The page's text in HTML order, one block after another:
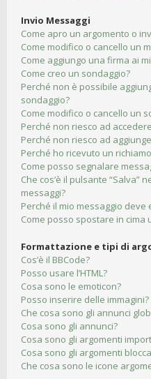
Invio Messaggi
Come apro un argomento o
Come modifico o cancello un
Come aggiungo una firma ai
Come creo un sondaggio?
Perché non è possibile
sondaggio?
Come modifico o cancello un
Perché non riesco ad
Perché non riesco ad
Perché ho ricevuto un
Come posso segnalare
Che cos’è il pulsante “Salva”
messaggi?
Perché il mio messaggio
Come posso spostare in cima
Formattazione e tipi di
Cos’è il BBCode?
Posso usare l’HTML?
Cosa sono le emoticon?
Posso inserire delle immagini?
Che cosa sono gli annunci
Cosa sono gli annunci?
Cosa sono gli argomenti
Cosa sono gli argomenti
Che cosa sono le icone